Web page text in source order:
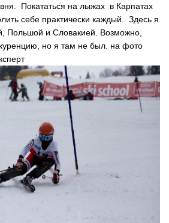
Покататься на лыжах в Карпатах
себе практически каждый. Здесь я
Польшой и Словакией. Возможно,
но я там не был. на фото